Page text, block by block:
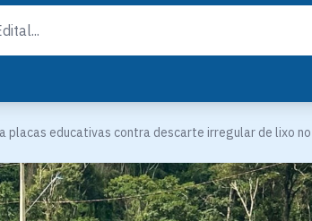
placas educativas contra descarte irregular de lixo no